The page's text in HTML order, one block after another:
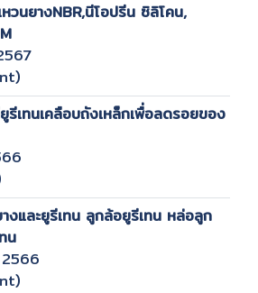
วนยางNBR,นีโอปรีน ซิลิโคน,
รีเทนเคลือบถังเหล็กเพื่อลดรอยของ
งและยูรีเทน ลูกล้อยูรีเทน หล่อลูก
น